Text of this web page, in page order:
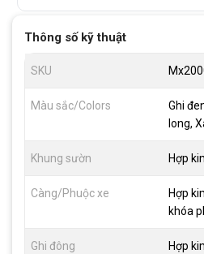
Thông số kỹ thuật
SKU
Màu sắc/Colors
Ghi
long,
Khung sườn Hợp
Càng/Phuộc xe
Hợp
khóa
Ghi đông Hợp